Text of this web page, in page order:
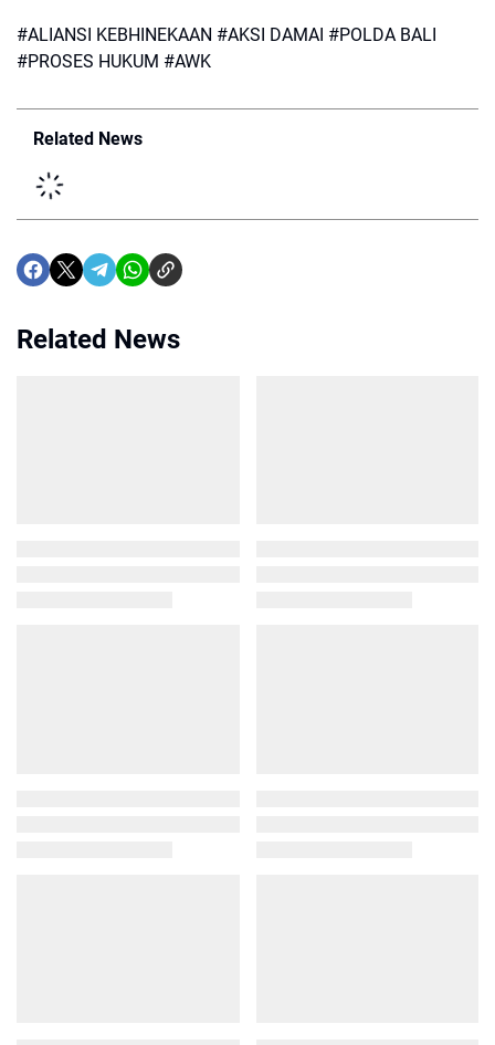
#ALIANSI KEBHINEKAAN #AKSI DAMAI #POLDA BALI
#PROSES HUKUM #AWK
Related News
Related News